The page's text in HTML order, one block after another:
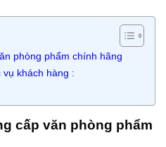
phòng phẩm chính hãng
khách hàng :
cấp văn phòng phẩm